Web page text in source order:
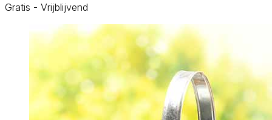
Gratis - Vrijblijvend